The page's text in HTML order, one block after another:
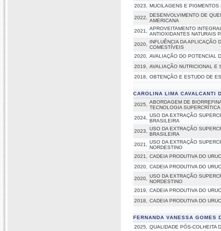
2023,
MUCILAGENS E PIGMENTOS
2022,
DESENVOLVIMENTO DE
AMERICANA
2021,
APROVEITAMENTO
ANTIOXIDANTES NATURAIS
2020,
INFLUÊNCIA DA APLICAÇÃO
COMESTÍVEIS
2020,
AVALIAÇÃO DO POTENCIAL
2019,
AVALIAÇÃO NUTRICIONAL E
2018,
OBTENÇÃO E ESTUDO DE
CAROLINA LIMA CAVALCANTI
2025,
ABORDAGEM DE
TECNOLOGIA
2024,
USO DA EXTRAÇÃO
BRASILEIRA
2023,
USO DA EXTRAÇÃO
BRASILEIRA
2021,
USO DA EXTRAÇÃO
NORDESTINO
2021,
CADEIA PRODUTIVA DO
2020,
CADEIA PRODUTIVA DO
2020,
USO DA EXTRAÇÃO
NORDESTINO
2019,
CADEIA PRODUTIVA DO
2018,
CADEIA PRODUTIVA DO
FERNANDA VANESSA GOMES
2025,
QUALIDADE PÓS-COLHEITA